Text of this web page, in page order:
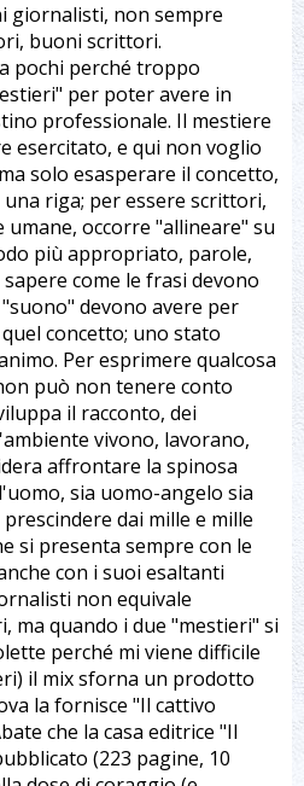
giornalisti, non sempre
buoni scrittori.
pochi perché troppo
per poter avere in
professionale. Il mestiere
esercitato, e qui non voglio
solo esasperare il concetto,
riga; per essere scrittori,
occorre "allineare" su
più appropriato, parole,
come le frasi devono
devono avere per
concetto; uno stato
Per esprimere qualcosa
può non tenere conto
il racconto, dei
vivono, lavorano,
affrontare la spinosa
sia uomo-angelo sia
dai mille e mille
si presenta sempre con le
con i suoi esaltanti
non equivale
ma quando i due "mestieri" si
perché mi viene difficile
il mix sforna un prodotto
la fornisce "Il cattivo
che la casa editrice "Il
(223 pagine, 10